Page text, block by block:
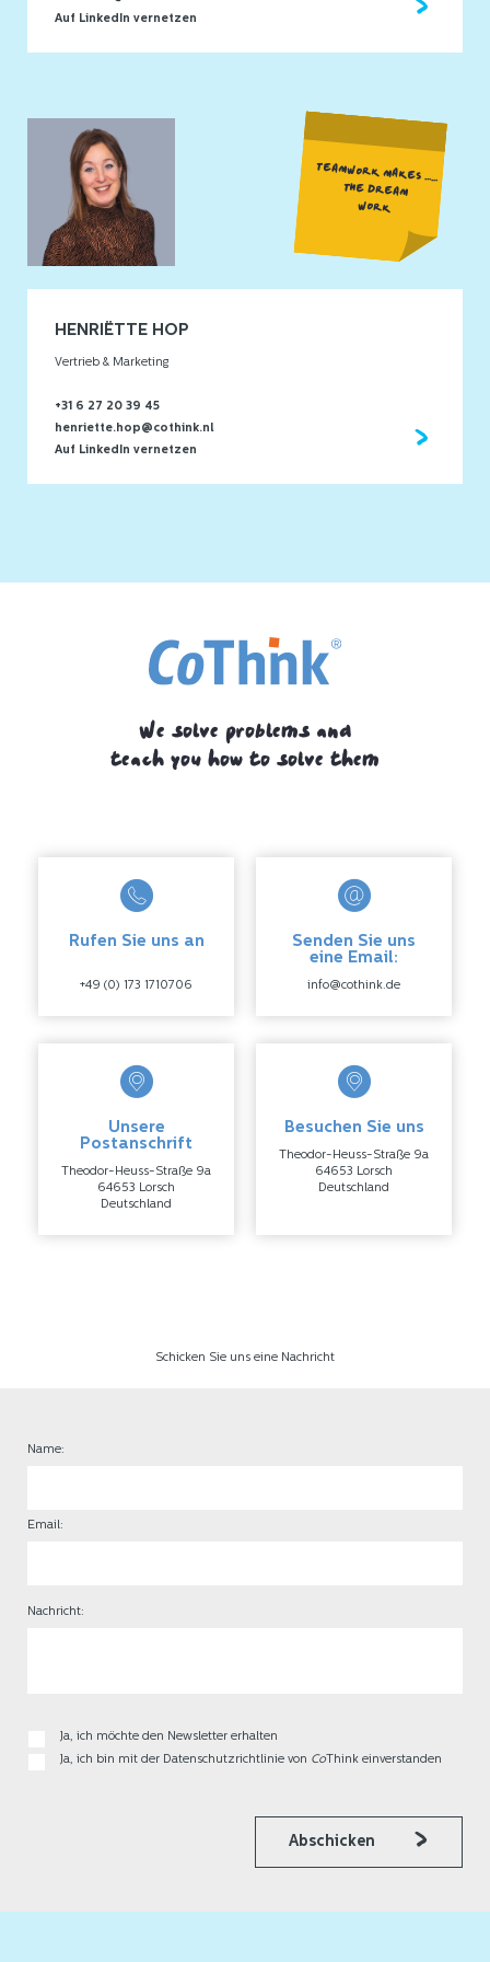
Auf LinkedIn vernetzen
HENRIËTTE HOP
Vertrieb & Marketing
+31 6 27 20 39 45
henriette.hop@cothink.nl
Auf LinkedIn vernetzen
TEAMWORK MAKES ......
THE DREAM
WORK
We solve problems and
teach you how to solve them
Rufen Sie uns an
+49 (0) 173 1710706
Senden Sie uns
eine Email:
info@cothink.de
Unsere
Postanschrift
Theodor-Heuss-Straße 9a
64653 Lorsch
Deutschland
Besuchen Sie uns
Theodor-Heuss-Straße 9a
64653 Lorsch
Deutschland
Schicken Sie uns eine Nachricht
Name:
Email:
Nachricht:
Ja, ich möchte den Newsletter erhalten
Ja, ich bin mit der Datenschutzrichtlinie von CoThink einverstanden
Abschicken